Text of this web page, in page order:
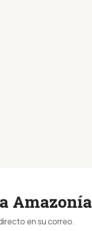
Amazonía
en su correo.